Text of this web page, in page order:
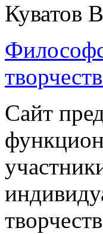
Куватов
Сайт